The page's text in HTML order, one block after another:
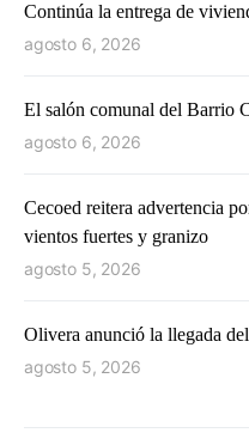
Continúa la entrega de
agosto 6, 2026
El salón comunal del Barrio
agosto 6, 2026
Cecoed reitera advertencia
vientos fuertes y granizo
agosto 5, 2026
Olivera anunció la llegada
agosto 5, 2026